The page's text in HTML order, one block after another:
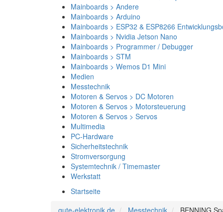
Mainboards > Andere
Mainboards > Arduino
Mainboards > ESP32 & ESP8266
Mainboards > Nvidia Jetson Nano
Mainboards > Programmer / Debugger
Mainboards > STM
Mainboards > Wemos D1 Mini
Medien
Messtechnik
Motoren & Servos > DC Motoren
Motoren & Servos > Motorsteuerung
Motoren & Servos > Servos
Multimedia
PC-Hardware
Sicherheitstechnik
Stromversorgung
Systemtechnik / Timemaster
Werkstatt
Startseite
gute-elektronik.de
Messtechnik BENNING